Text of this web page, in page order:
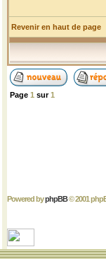
Revenir en haut de page
Page 1 sur1
Powered byphpBB© 2001